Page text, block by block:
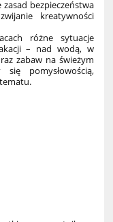
bezpieczeństwa
kreatywności
różne sytuacje
– nad wodą, w
zabaw na świeżym
się pomysłowością,